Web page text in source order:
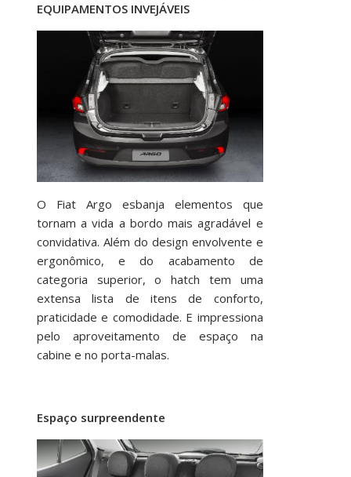
EQUIPAMENTOS INVEJÁVEIS
O Fiat Argo esbanja elementos que
tornam a vida a bordo mais agradável e
convidativa. Além do design envolvente e
ergonômico, e do acabamento de
categoria superior, o hatch tem uma
extensa lista de itens de conforto,
praticidade e comodidade. E impressiona
pelo aproveitamento de espaço na
cabine e no porta-malas.
Espaço surpreendente